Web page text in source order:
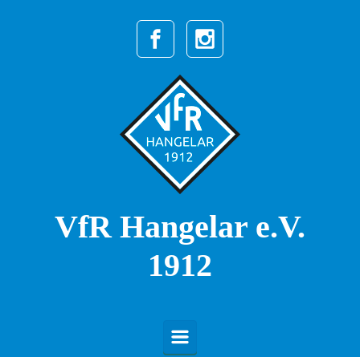
Zum Hauptinhalt springen
VfR Hangelar e.V.
1912